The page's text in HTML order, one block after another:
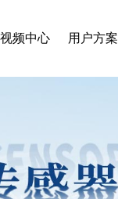
视频中心 用户方案